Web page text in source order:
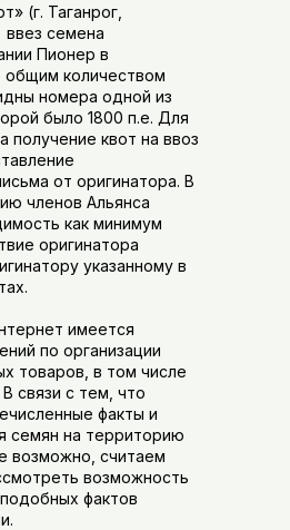
(г. Таганрог,
ввез семена
Пионер в
общим количеством
номера одной из
было 1800 п.е. Для
получение квот на ввоз
от оригинатора. В
членов Альянса
как минимум
оригинатора
указанному в
имеется
по организации
товаров, в том числе
связи с тем, что
факты и
семян на территорию
возможно, считаем
возможность
фактов